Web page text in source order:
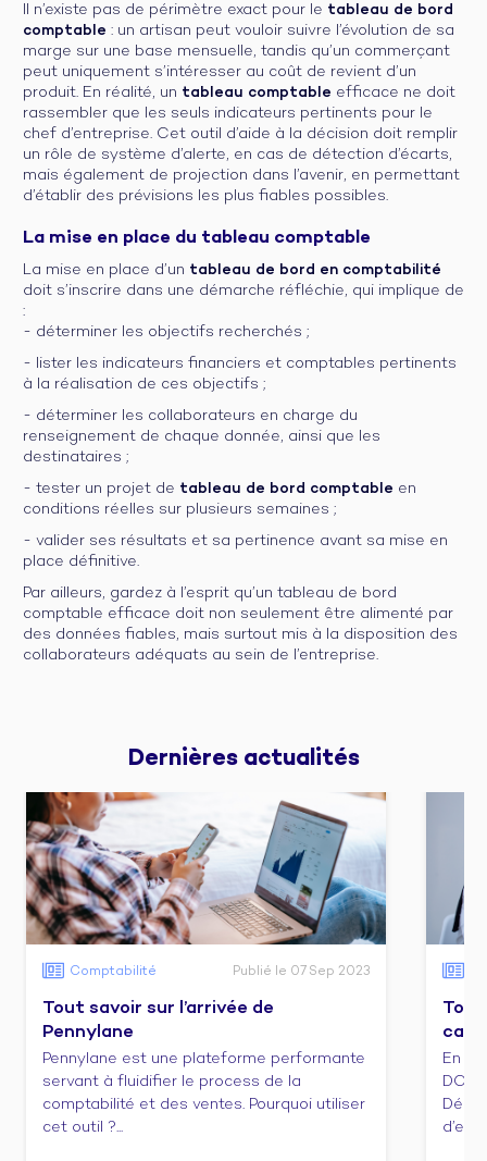
Il n’existe pas de périmètre exact pour le tableau de bord
comptable : un artisan peut vouloir suivre l’évolution de sa
marge sur une base mensuelle, tandis qu’un commerçant
peut uniquement s’intéresser au coût de revient d’un
produit. En réalité, un tableau comptable efficace ne doit
rassembler que les seuls indicateurs pertinents pour le
chef d’entreprise. Cet outil d’aide à la décision doit remplir
un rôle de système d’alerte, en cas de détection d’écarts,
mais également de projection dans l’avenir, en permettant
d’établir des prévisions les plus fiables possibles.
La mise en place du tableau comptable
La mise en place d’un tableau de bord en comptabilité
doit s’inscrire dans une démarche réfléchie, qui implique de
:
- déterminer les objectifs recherchés ;
- lister les indicateurs financiers et comptables pertinents
à la réalisation de ces objectifs ;
- déterminer les collaborateurs en charge du
renseignement de chaque donnée, ainsi que les
destinataires ;
- tester un projet de tableau de bord comptable en
conditions réelles sur plusieurs semaines ;
- valider ses résultats et sa pertinence avant sa mise en
place définitive.
Par ailleurs, gardez à l’esprit qu’un tableau de bord
comptable efficace doit non seulement être alimenté par
des données fiables, mais surtout mis à la disposition des
collaborateurs adéquats au sein de l’entreprise.
Dernières actualités
Comptabilité Publié le 07 Sep 2023
Tout savoir sur l’arrivée de
Pennylane
Pennylane est une plateforme performante
servant à fluidifier le process de la
comptabilité et des ventes. Pourquoi utiliser
cet outil ?...
En
DCG